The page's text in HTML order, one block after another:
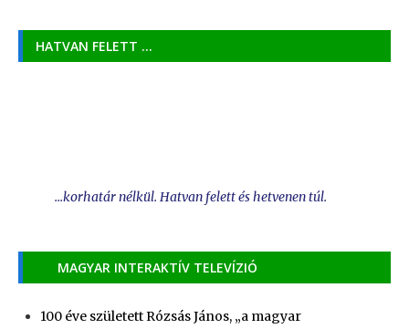
HATVAN FELETT …
...korhatár nélkül. Hatvan felett és hetvenen túl.
MAGYAR INTERAKTÍV TELEVÍZIÓ
100 éve született Rózsás János, „a magyar